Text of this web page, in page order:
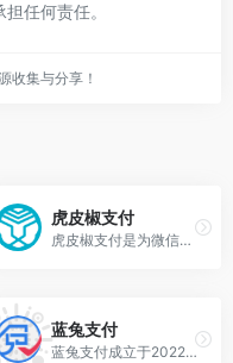
任何责任。
收集与分享！
虎皮椒支付
虎皮椒支付是为微信个人和支付宝个人账户，提供个人收款API支付接口，不挂机，无需提现，官方清算，100%资金安全，成功率高，金额无限制，支持各种网站系统API对接。
蓝兔支付
蓝兔支付成立于2022年5月，专注于为个人、个体户及企业提供正规、安全、稳定的官方支付接口服务，支持支付宝、微信支付等主流支付渠道。 ‌